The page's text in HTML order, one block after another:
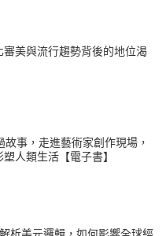
美與流行趨勢背後的地位渴
事，走進藝術家創作現場，
人類生活【電子書】
析美元邏輯，如何影響全球經